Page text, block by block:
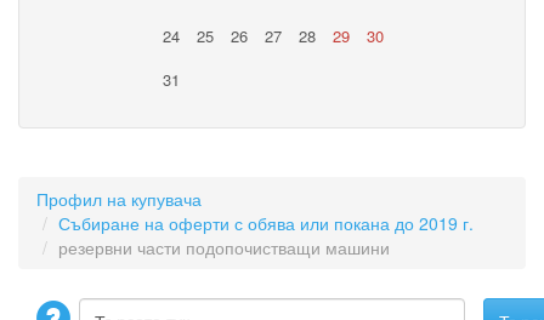
24
25 26 27 28 29
30
31
Профил на купувача
Събиране на оферти с обява или покана до 2019 г.
резервни части подопочистващи машини